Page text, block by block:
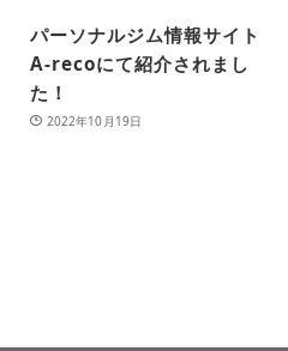
パーソナルジム情報サイト
A-recoにて紹介されまし
た！
2022年10月19日